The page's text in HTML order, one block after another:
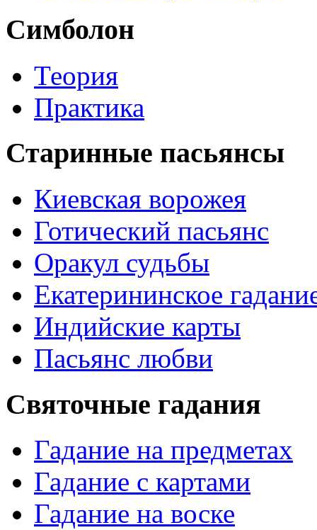
Симболон
Теория
Практика
Старинные пасьянсы
Киевская ворожея
Готический пасьянс
Оракул судьбы
Екатерининское
Индийские карты
Пасьянс любви
Святочные гадания
Гадание на предметах
Гадание с картами
Гадание на воске